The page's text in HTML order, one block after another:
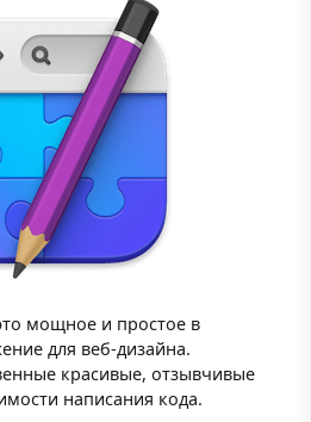
мощное и простое в
для веб-дизайна.
красивые, отзывчивые
написания кода.